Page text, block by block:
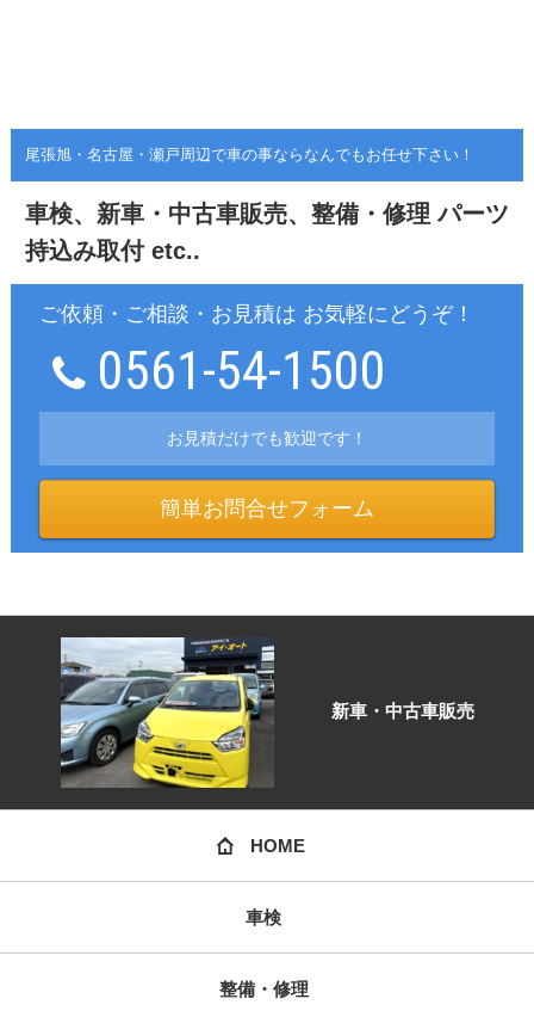
尾張旭・名古屋・瀬戸周辺で車の事ならなんでもお任せ下さい！
車検、新車・中古車販売、整備・修理 パーツ
持込み取付 etc..
ご依頼・ご相談・お見積は お気軽にどうぞ！
0561-54-1500
お見積だけでも歓迎です！
簡単お問合せフォーム
新車・中古車販売
HOME
車検
整備・修理